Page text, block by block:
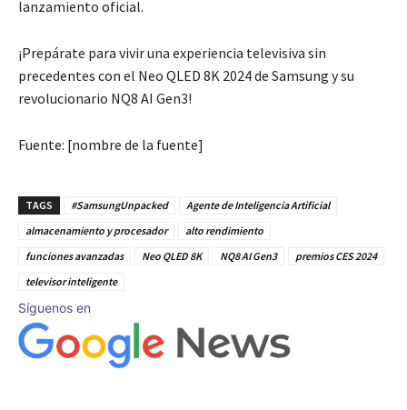
lanzamiento oficial.
¡Prepárate para vivir una experiencia televisiva sin
precedentes con el Neo QLED 8K 2024 de Samsung y su
revolucionario NQ8 AI Gen3!
Fuente: [nombre de la fuente]
TAGS #SamsungUnpacked
Agente de Inteligencia Artificial
almacenamiento y procesador
alto rendimiento
funciones avanzadas
Neo QLED 8K NQ8 AI Gen3
premios CES 2024
televisor inteligente
Síguenos en